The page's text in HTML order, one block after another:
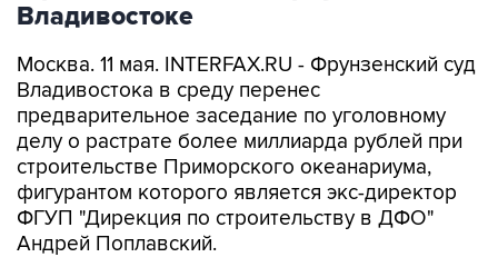
Владивостоке
Москва. 11 мая. INTERFAX.RU - Фрунзенский суд
Владивостока в среду перенес
предварительное заседание по уголовному
делу о растрате более миллиарда рублей при
строительстве Приморского океанариума,
фигурантом которого является экс-директор
ФГУП "Дирекция по строительству в ДФО"
Андрей Поплавский.